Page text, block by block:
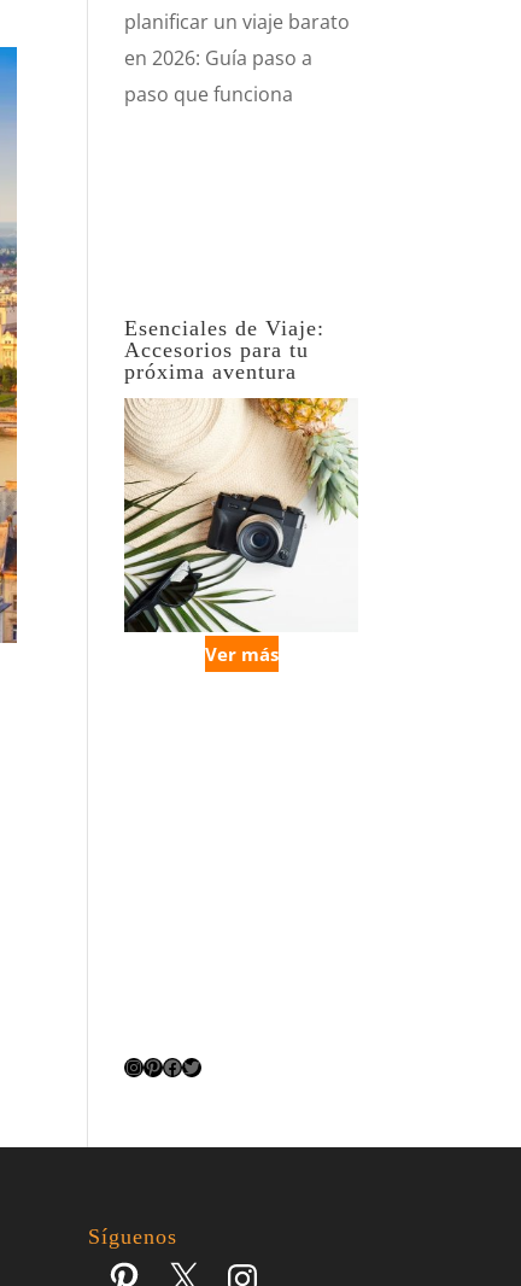
planificar un viaje barato
en 2026: Guía paso a
paso que funciona
Esenciales de Viaje:
Accesorios para tu
próxima aventura
Ver más
Instagram
Pinterest
Facebook
Twitter
Síguenos
Pinterest X Instagram